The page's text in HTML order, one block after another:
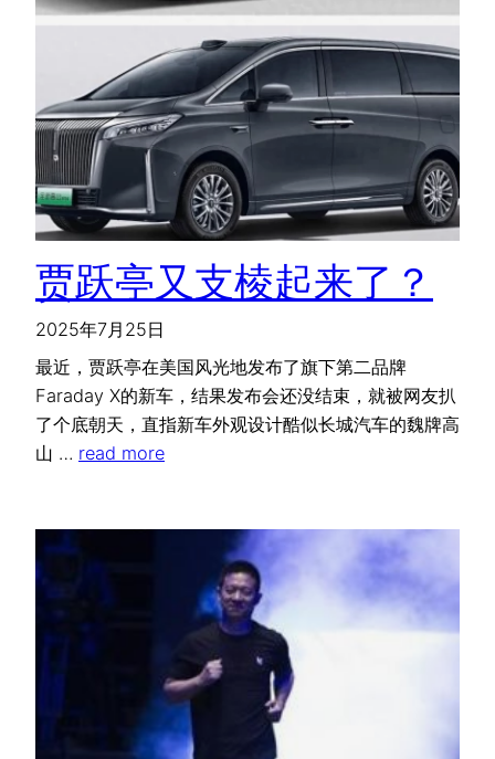
贾跃亭又支棱起来了？
2025年7月25日
最近，贾跃亭在美国风光地发布了旗下第二品牌
Faraday X的新车，结果发布会还没结束，就被网友扒
了个底朝天，直指新车外观设计酷似长城汽车的魏牌高
山 … read more